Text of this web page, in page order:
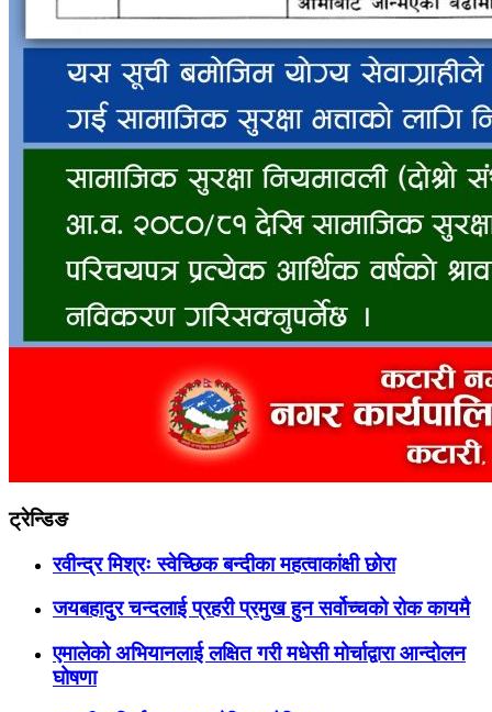
ट्रेन्डिङ
रवीन्द्र मिश्रः स्वेच्छिक बन्दीका महत्वाकांक्षी छोरा
जयबहादुर चन्दलाई प्रहरी प्रमुख हुन सर्वोच्चको रोक कायमै
एमालेको अभियानलाई लक्षित गरी मधेसी मोर्चाद्वारा आन्दोलन
घोषणा